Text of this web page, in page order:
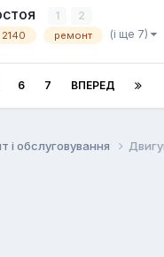
1 2
2140 ремонт (і ще 7)
6 7 ВПЕРЕД
і обслуговування